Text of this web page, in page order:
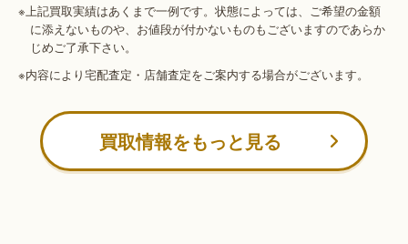
※上記買取実績はあくまで一例です。状態によっては、ご希望の金額
に添えないものや、お値段が付かないものもございますのであらか
じめご了承下さい。
※内容により宅配査定・店舗査定をご案内する場合がございます。
買取情報をもっと見る